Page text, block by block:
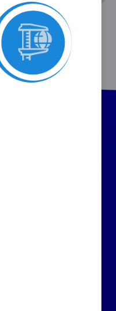
INFORME DE GESTIÓN 2014